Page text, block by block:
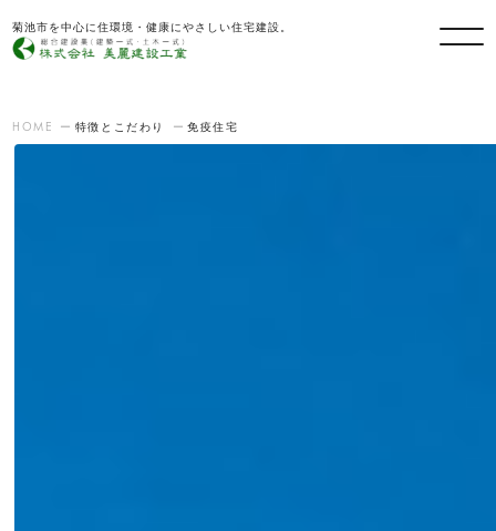
菊池市を中心に住環境・健康にやさしい住宅建設。
HOME 特徴とこだわり 免疫住宅